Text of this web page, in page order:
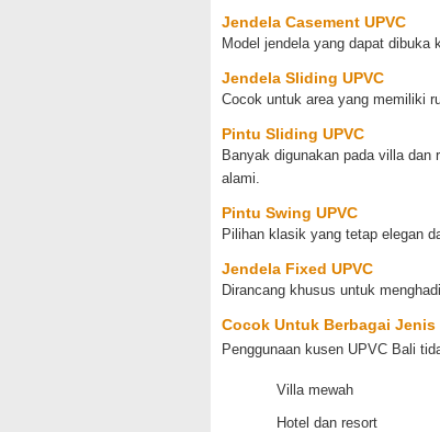
Jendela Casement UPVC
Model jendela yang dapat
Jendela Sliding UPVC
Cocok untuk area yang memiliki
Pintu Sliding UPVC
Banyak digunakan pada villa
alami.
Pintu Swing UPVC
Pilihan klasik yang tetap elegan
Jendela Fixed UPVC
Dirancang khusus untuk
Cocok Untuk Berbagai Jenis
Penggunaan kusen UPVC Bali
Villa mewah
Hotel dan resort